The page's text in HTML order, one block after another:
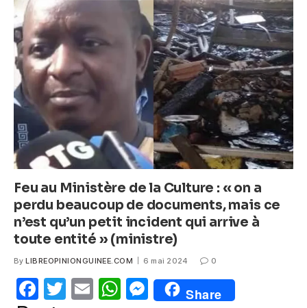
b
o
o
k
p
n
g
er
Feu au Ministère de la Culture : « on a
perdu beaucoup de documents, mais ce
n’est qu’un petit incident qui arrive à
toute entité » (ministre)
By LIBREOPINIONGUINEE.COM 6 mai 2024 0
F
T
E
W M
Share